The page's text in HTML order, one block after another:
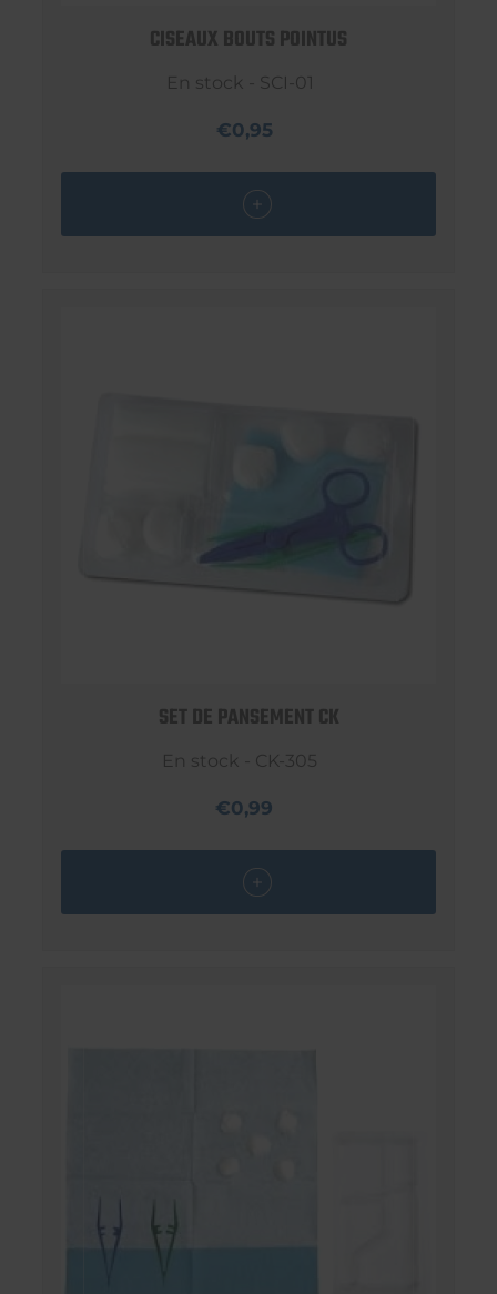
CISEAUX BOUTS POINTUS
En stock - SCI-01
€0,95
SET DE PANSEMENT CK
En stock - CK-305
€0,99